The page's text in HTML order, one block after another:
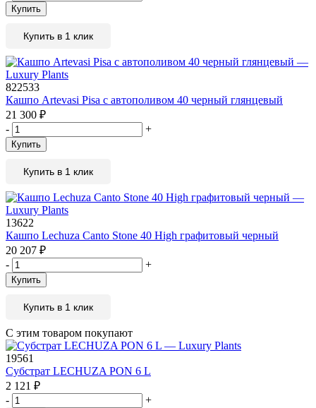
Купить
Купить в 1 клик
822533
Кашпо Artevasi Pisa с автополивом 40 черный глянцевый
21 300 ₽
-
+
Купить
Купить в 1 клик
13622
Кашпо Lechuza Canto Stone 40 High графитовый черный
20 207 ₽
-
+
Купить
Купить в 1 клик
С этим товаром покупают
19561
Субстрат LECHUZA PON 6 L
2 121 ₽
-
+